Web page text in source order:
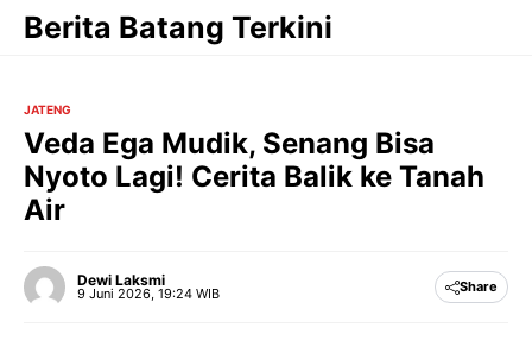
Langsung
Berita Batang Terkini
JATENG
Veda Ega Mudik, Senang Bisa
Nyoto Lagi! Cerita Balik ke Tanah
Air
Dewi Laksmi
9 Juni 2026, 19:24 WIB Share